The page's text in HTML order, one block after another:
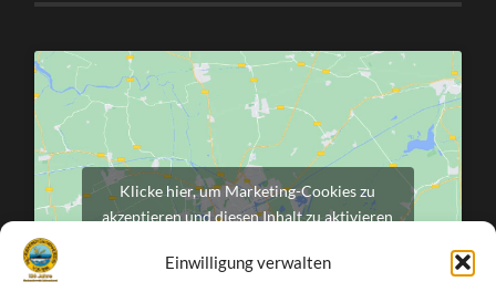
Einwilligung verwalten
Klicke hier, um Marketing-Cookies zu
akzeptieren und diesen Inhalt zu aktivieren